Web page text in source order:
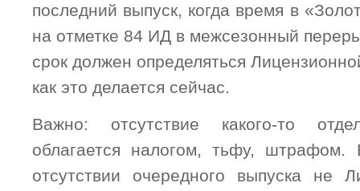
последний выпуск, когда время в
на отметке 84 ИД в межсезонный
срок должен определяться
как это делается сейчас.
Важно: отсутствие какого-то
облагается налогом, тьфу, штрафом.
отсутствии очередного выпуска не